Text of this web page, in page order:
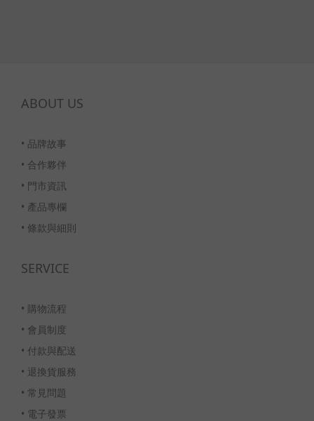
ABOUT US
• 品牌故事
• 合作夥伴
• 門市資訊
• 產品專欄
• 條款與細則
SERVICE
• 購物流程
• 會員制度
• 付款與配送
• 退換貨服務
• 常見問題
• 電子發票